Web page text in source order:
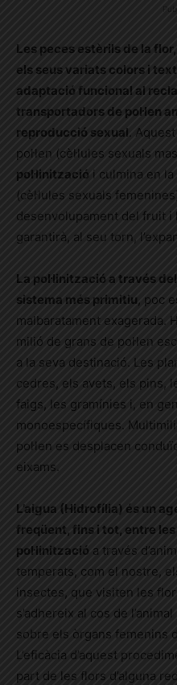
Les peces estèrils de la
els seus variats colors i
adaptació funcional al
transportadors de pol·len
reproducció sexual.
pol·len (cèl·lules sexuals
pol·linització i culmina en
(cèl·lules sexuals
desenvolupament del fruit i
garantirà, al seu torn,
La pol·linització a través
sistema més primitiu, poc
malbaratament exagerada.
milió de grans de pol·len
a la seva destinació. Les
cedres, els avets, els pins,
faigs, les gramínies i, en
monoespecífiques.
pol·len es desplacen
eixams.
L’aigua (Hidrofília) és un
freqüent, fins i tot, entre
pol·linització a través
temperats, com el nostre,
insectes, que visiten les
s’adhereix al cos de
sobre els òrgans femenins
L’eficàcia d’aquest
part de les flors d’alguna